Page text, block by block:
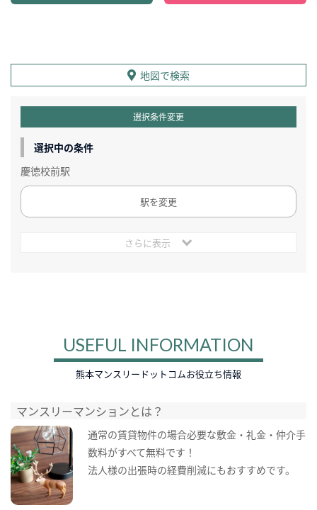
地図で検索
選択条件変更
選択中の条件
慶徳校前駅
駅を変更
さらに表示
USEFUL INFORMATION
熊本マンスリードットコムお役立ち情報
マンスリーマンションとは？
通常の賃貸物件の場合必要な敷金・礼金・仲介手
数料がすべて無料です！
法人様の出張時の経費削減にもおすすめです。